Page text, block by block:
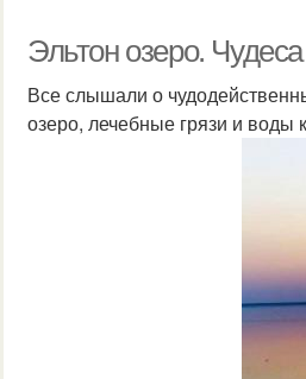
Эльтон озеро.
Все слышали о
озеро, лечебные грязи и воды